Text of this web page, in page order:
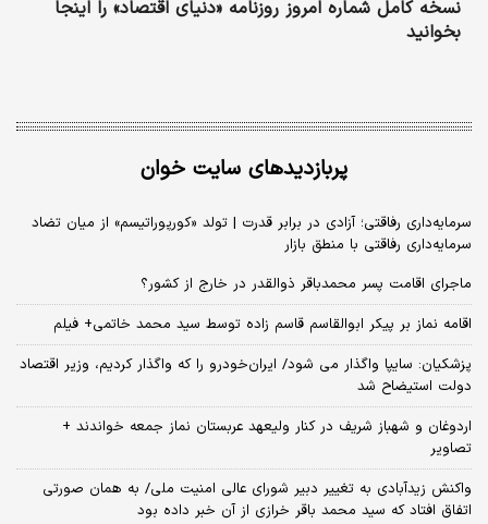
نسخه کامل شماره امروز روزنامه «دنیای‌ اقتصاد» را اینجا
بخوانید
پربازدیدهای سایت خوان
سرمایه‌داری رفاقتی؛ آزادی در برابر قدرت | تولد «کورپوراتیسم» از میان تضاد
سرمایه‌داری رفاقتی با منطق بازار
ماجرای اقامت پسر محمدباقر ذوالقدر در خارج از کشور؟
اقامه نماز بر پیکر ابوالقاسم قاسم زاده توسط سید محمد خاتمی+ فیلم
پزشکیان: سایپا واگذار می شود/ ایران‌خودرو را که واگذار کردیم، وزیر اقتصاد
دولت استیضاح شد
اردوغان و شهباز شریف در کنار ولیعهد عربستان نماز جمعه خواندند +
تصاویر
واکنش زیدآبادی به تغییر دبیر شورای عالی امنیت ملی/ به همان صورتی
اتفاق افتاد که سید محمد باقر خرازی از آن خبر داده بود